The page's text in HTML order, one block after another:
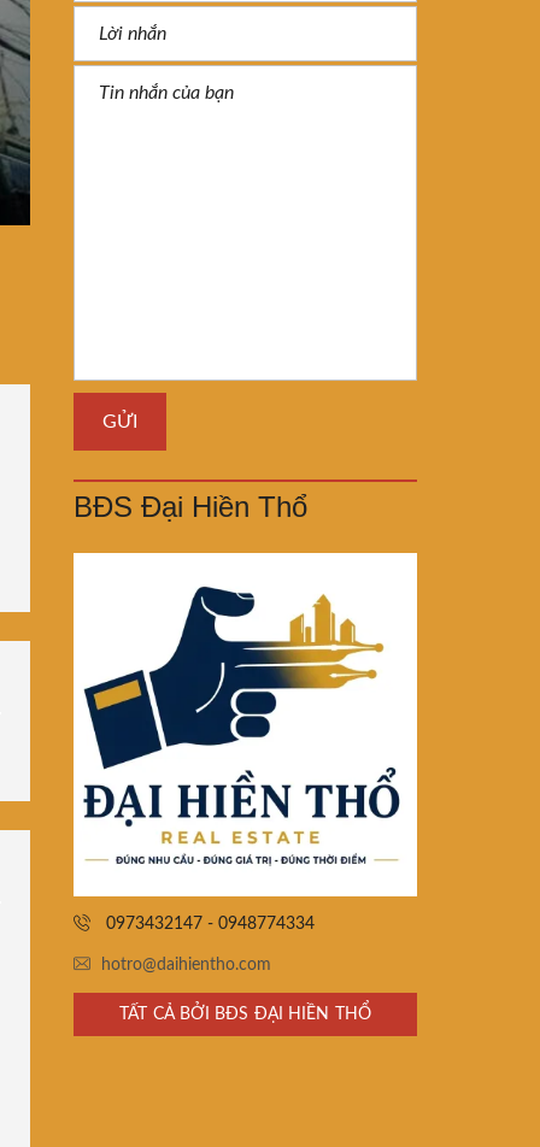
BĐS Đại Hiền Thổ
0973432147 - 0948774334
hotro@daihientho.com
TẤT CẢ BỞI BĐS ĐẠI HIỀN THỔ